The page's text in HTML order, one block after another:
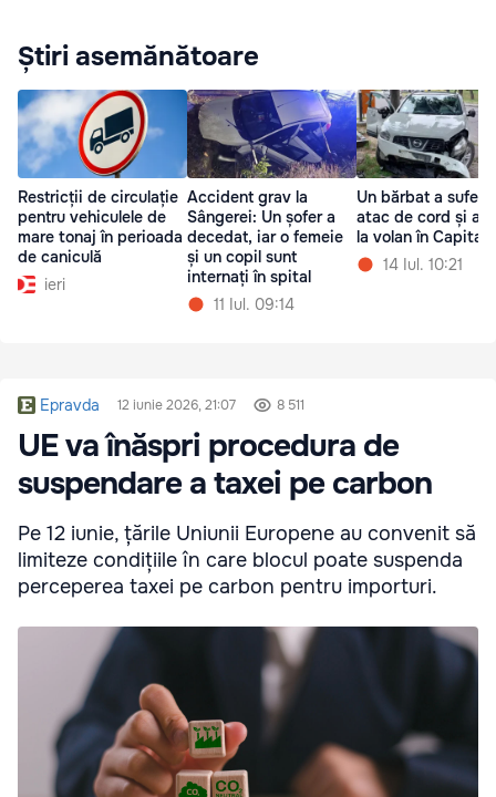
Știri asemănătoare
Restricții de circulație
pentru vehiculele de
mare tonaj în perioada
de caniculă
ieri
Accident grav la
Sângerei: Un șofer a
decedat, iar o femeie
și un copil sunt
internați în spital
11 Iul. 09:14
Un bărbat a
atac de cord și a
la volan în Capitală
14 Iul. 10:21
Epravda 12 iunie 2026, 21:07 8 511
UE va înăspri procedura de
suspendare a taxei pe carbon
Pe 12 iunie, țările Uniunii Europene au convenit să
limiteze condițiile în care blocul poate suspenda
perceperea taxei pe carbon pentru importuri.